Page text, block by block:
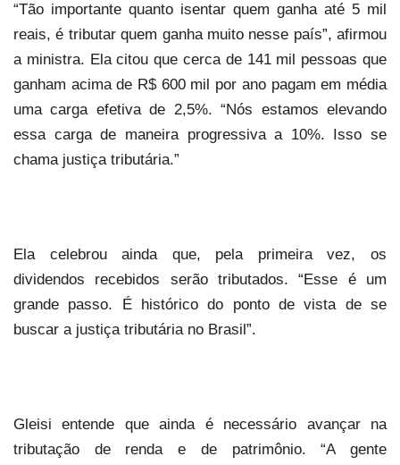
“Tão importante quanto isentar quem ganha até 5 mil
reais, é tributar quem ganha muito nesse país”, afirmou
a ministra. Ela citou que cerca de 141 mil pessoas que
ganham acima de R$ 600 mil por ano pagam em média
uma carga efetiva de 2,5%. “Nós estamos elevando
essa carga de maneira progressiva a 10%. Isso se
chama justiça tributária.”
Ela celebrou ainda que, pela primeira vez, os
dividendos recebidos serão tributados. “Esse é um
grande passo. É histórico do ponto de vista de se
buscar a justiça tributária no Brasil”.
Gleisi entende que ainda é necessário avançar na
tributação de renda e de patrimônio. “A gente